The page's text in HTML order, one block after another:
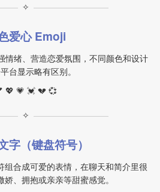
✧
爱心 Emoji
情绪、营造恋爱氛围，不同颜色和设计
台显示略有区别。
💖 💗 💓 💔 💞
✧
字（键盘符号）
组合成可爱的表情，在聊天和简介里很
、拥抱或亲亲等甜蜜感觉。